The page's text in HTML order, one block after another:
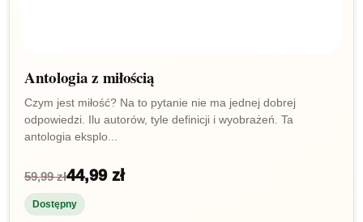
Antologia z miłością
Czym jest miłość? Na to pytanie nie ma jednej dobrej
odpowiedzi. Ilu autorów, tyle definicji i wyobrażeń. Ta
antologia eksplo...
59,99 zł44,99 zł
Dostępny